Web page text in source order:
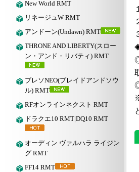
New World RMT
リネージュW RMT
アンドーン(Undawn) RMT
THRONE AND LIBERTY(スロー
ン・アンド・リバティ) RMT
ブレソNEO(ブレイドアンドソウ
ル) RMT
RFオンラインネクスト RMT
ドラクエ10 RMT|DQ10 RMT
オーディン ヴァルハラ ライジン
グ RMT
FF14 RMT